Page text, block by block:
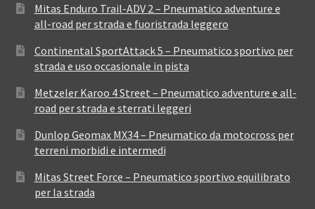
Mitas Enduro Trail-ADV 2 – Pneumatico adventure e
all-road per strada e fuoristrada leggero
Continental SportAttack 5 – Pneumatico sportivo per
strada e uso occasionale in pista
Metzeler Karoo 4 Street – Pneumatico adventure e all-
road per strada e sterrati leggeri
Dunlop Geomax MX34 – Pneumatico da motocross per
terreni morbidi e intermedi
Mitas Street Force – Pneumatico sportivo equilibrato
per la strada